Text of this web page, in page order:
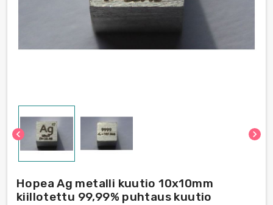
chevron_left chevron_right
Hopea Ag metalli kuutio 10x10mm
kiillotettu 99,99% puhtaus kuutio